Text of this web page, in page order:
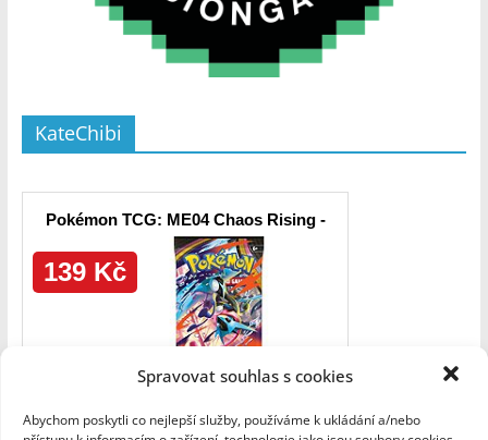
Spravovat souhlas s cookies
Abychom poskytli co nejlepší služby, používáme k ukládání a/nebo
KateChibi